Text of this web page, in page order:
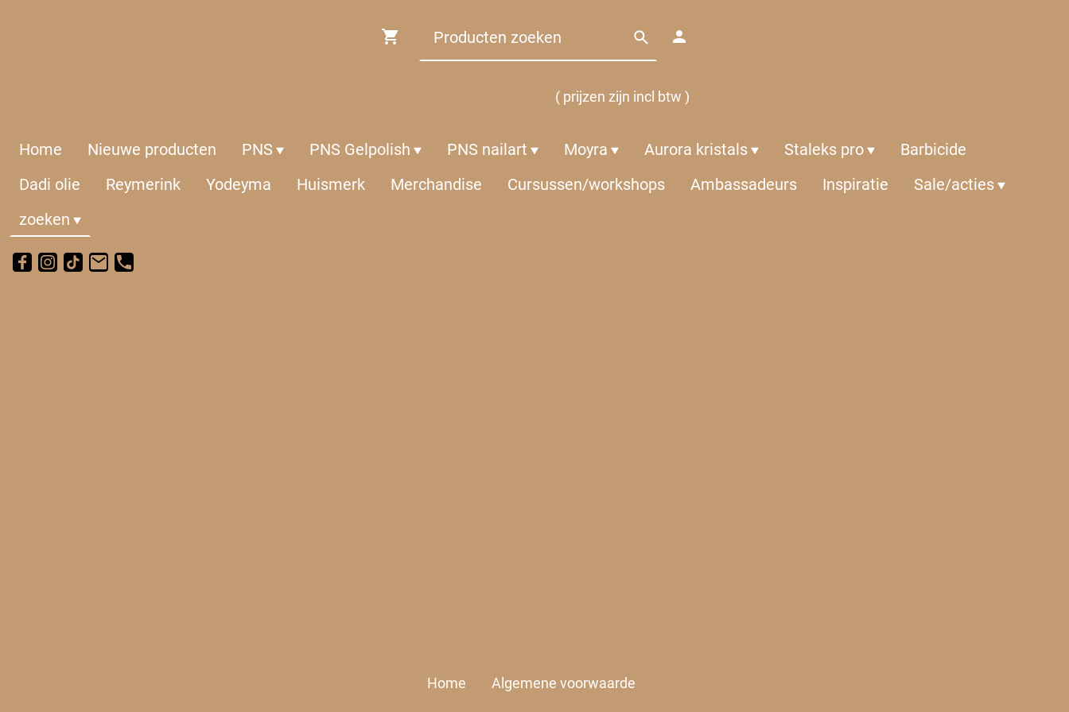
( prijzen zijn incl btw )
Home Nieuwe producten PNS PNS Gelpolish PNS nailart Moyra Aurora kristals Staleks pro
Barbicide
Dadi olie
Reymerink Yodeyma Huismerk Merchandise Cursussen/workshops Ambassadeurs Inspiratie
Sale/acties
zoeken
Home Algemene voorwaarde